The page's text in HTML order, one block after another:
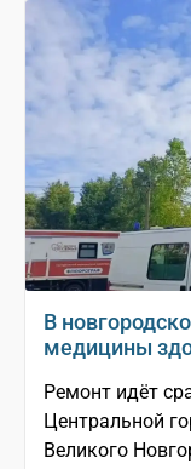
В
медицины
Ремонт идёт
Центральной
Великого